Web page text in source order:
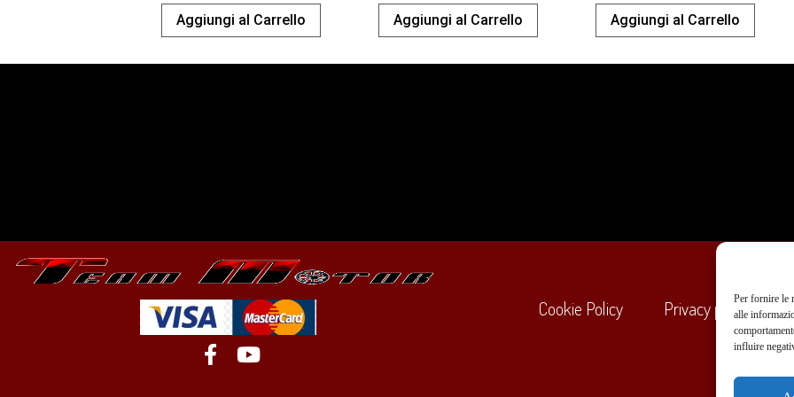
Per fornire le
alle
influire
Aggiungi al Carrello Aggiungi al Carrello Aggiungi al Carrello
Cookie Policy Privacy policy